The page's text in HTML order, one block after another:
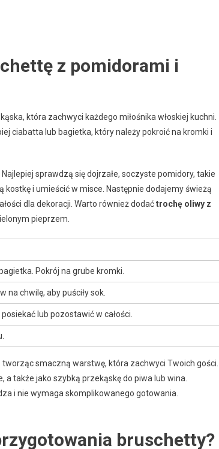
z pomidorami i
która zachwyci każdego miłośnika włoskiej kuchni.
ciabatta lub bagietka, który należy pokroić na kromki i
sprawdzą się dojrzałe, soczyste pomidory, takie
i umieścić w misce. Następnie dodajemy świeżą
dla dekoracji. Warto również dodaćtrochę oliwy z
pieprzem.
Pokrój na grube kromki.
na chwilę, aby puściły sok.
lub pozostawić w całości.
smaczną warstwę, która zachwyci Twoich gości.
także jako szybką przekąskę do piwa lub wina.
i nie wymaga skomplikowanego gotowania.
bruschetty?